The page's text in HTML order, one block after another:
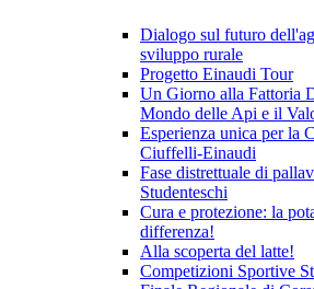
Dialogo sul futuro
sviluppo rurale
Progetto Einaudi Tour
Un Giorno alla Fattoria
Mondo delle Api e il
Esperienza unica per la
Ciuffelli-Einaudi
Fase distrettuale di
Studenteschi
Cura e protezione: la
differenza!
Alla scoperta del latte!
Competizioni Sportive